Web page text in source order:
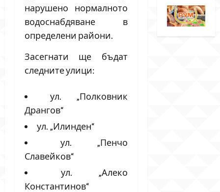
нарушено нормалното
водоснабдяване в
определени райони.
Засегнати ще бъдат
следните улици:
ул. „Полковник
Дрангов“
ул. „Илинден“
ул. „Пенчо
Славейков“
ул. „Алеко
Константинов“